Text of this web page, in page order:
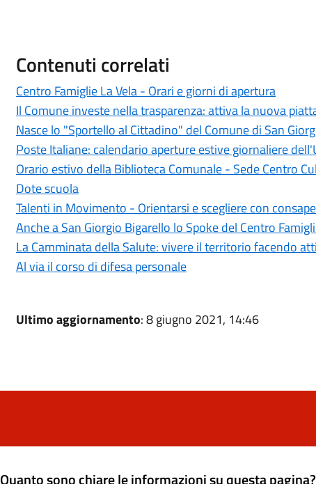
Contenuti correlati
Centro Famiglie La Vela - Orari e giorni di apertura
Il Comune investe nella trasparenza: attiva la nuova
Nasce lo "Sportello al Cittadino" del Comune di San
Poste Italiane: calendario aperture estive giornaliere
Orario estivo della Biblioteca Comunale - Sede Centro
Dote scuola
Talenti in Movimento - Orientarsi e scegliere con
Anche a San Giorgio Bigarello lo Spoke del Centro
La Camminata della Salute: vivere il territorio facendo
Al via il corso di difesa personale
Ultimo aggiornamento: 8 giugno 2021, 14:46
Quanto sono chiare le informazioni su questa pagina?